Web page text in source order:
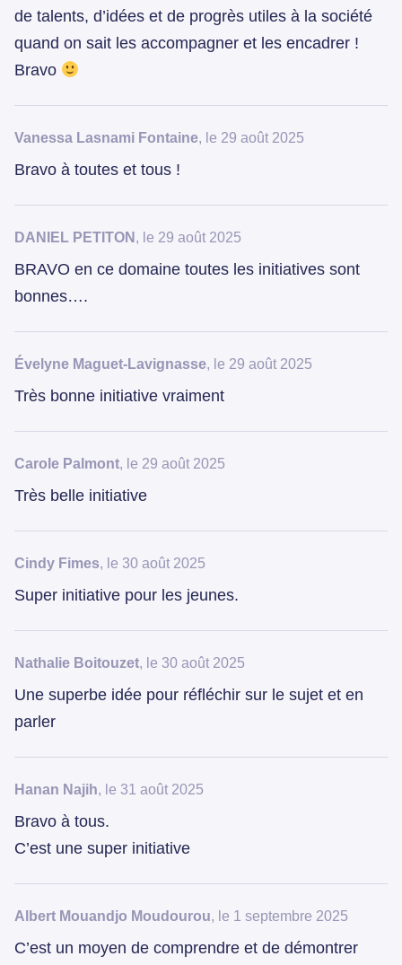
de talents, d’idées et de progrès utiles à la société
quand on sait les accompagner et les encadrer !
Bravo
Vanessa Lasnami Fontaine, le 29 août 2025
Bravo à toutes et tous !
DANIEL PETITON , le 29 août 2025
BRAVO en ce domaine toutes les initiatives sont
bonnes….
Évelyne Maguet-Lavignasse, le 29 août 2025
Très bonne initiative vraiment
Carole Palmont, le 29 août 2025
Très belle initiative
Cindy Fimes, le 30 août 2025
Super initiative pour les jeunes.
Nathalie Boitouzet, le 30 août 2025
Une superbe idée pour réfléchir sur le sujet et en
parler
Hanan Najih, le 31 août 2025
Bravo à tous.
C’est une super initiative
Albert Mouandjo Moudourou, le 1 septembre 2025
C’est un moyen de comprendre et de démontrer